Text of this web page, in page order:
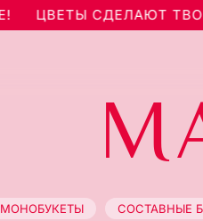
ЦВЕТЫ СДЕЛАЮТ ТВОЙ
МОНОБУКЕТЫ СОСТАВНЫЕ